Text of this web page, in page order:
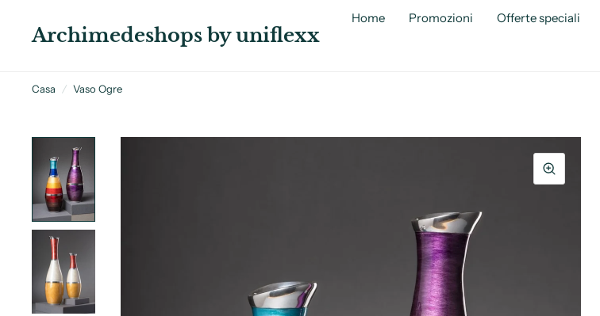
Archimedeshops by uniflexx
Home Promozioni Offerte speciali
Casa / Vaso Ogre